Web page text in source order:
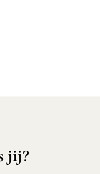
jij?